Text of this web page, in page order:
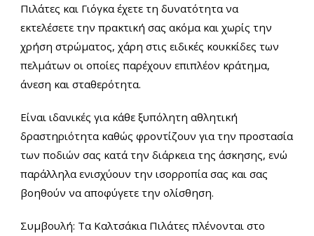
Πιλάτες και Γιόγκα έχετε τη δυνατότητα να
εκτελέσετε την πρακτική σας ακόμα και χωρίς την
χρήση στρώματος, χάρη στις ειδικές κουκκίδες των
πελμάτων οι οποίες παρέχουν επιπλέον κράτημα,
άνεση και σταθερότητα.
Είναι ιδανικές για κάθε ξυπόλητη αθλητική
δραστηριότητα καθώς φροντίζουν για την προστασία
των ποδιών σας κατά την διάρκεια της άσκησης, ενώ
παράλληλα ενισχύουν την ισορροπία σας και σας
βοηθούν να αποφύγετε την ολίσθηση.
Συμβουλή: Τα Καλτσάκια Πιλάτες πλένονται στο